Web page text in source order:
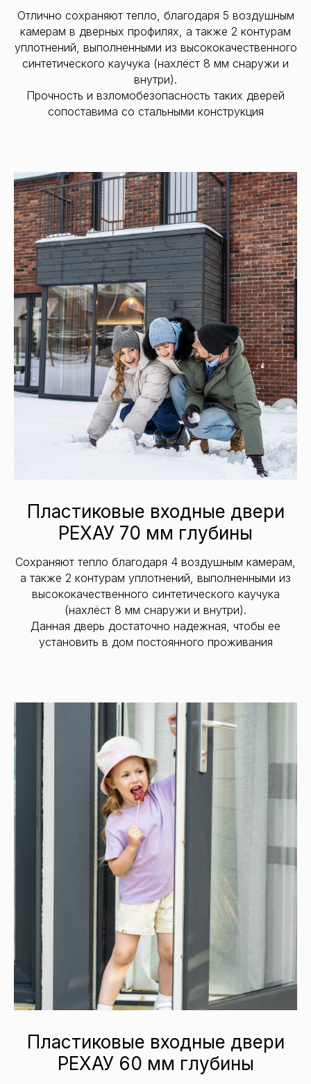
Отлично сохраняют тепло, благодаря 5 воздушным
камерам в дверных профилях, а также 2 контурам
уплотнений, выполненными из высококачественного
синтетического каучука (нахлёст 8 мм снаружи и
внутри).
Прочность и взломобезопасность таких дверей
сопоставима со стальными конструкция
Пластиковые входные двери
РЕХАУ 70 мм глубины
Сохраняют тепло благодаря 4 воздушным камерам,
а также 2 контурам уплотнений, выполненными из
высококачественного синтетического каучука
(нахлёст 8 мм снаружи и внутри).
Данная дверь достаточно надежная, чтобы ее
установить в дом постоянного проживания
Пластиковые входные двери
РЕХАУ 60 мм глубины